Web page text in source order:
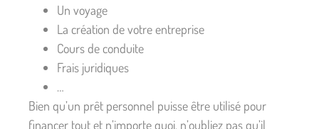
Un voyage
La création de votre entreprise
Cours de conduite
Frais juridiques
…
Bien qu’un prêt personnel puisse être utilisé pour
financer tout et n’importe quoi, n’oubliez pas qu’il